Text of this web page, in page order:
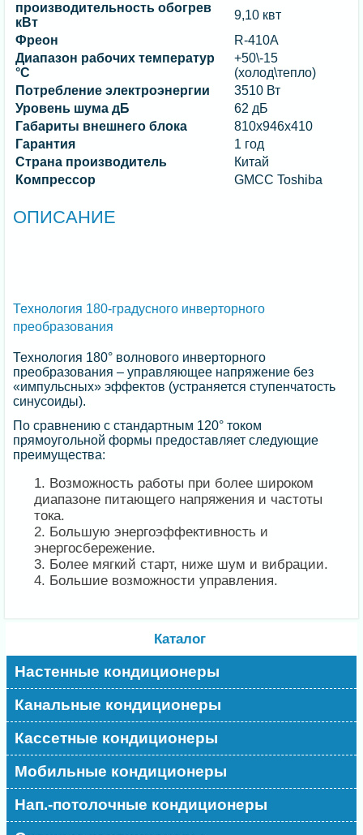
производительность обогрев
кВт
9,10 квт
Фреон
R-410A
Диапазон рабочих температур
°C
+50\-15
(холод\тепло)
Потребление электроэнергии
3510 Вт
Уровень шума дБ
62 дБ
Габариты внешнего блока
810х946х410
Гарантия
1 год
Страна производитель
Китай
Компрессор
GMCC Toshiba
ОПИСАНИЕ
Технология 180-градусного инверторного
преобразования
Технология 180° волнового инверторного
преобразования – управляющее напряжение без
«импульсных» эффектов (устраняется ступенчатость
синусоиды).
По сравнению с стандартным 120° током
прямоугольной формы предоставляет следующие
преимущества:
Возможность работы при более широком
диапазоне питающего напряжения и частоты
тока.
Большую энергоэффективность и
энергосбережение.
Более мягкий старт, ниже шум и вибрации.
Большие возможности управления.
Каталог
Настенные кондиционеры
Канальные кондиционеры
Кассетные кондиционеры
Мобильные кондиционеры
Нап.-потолочные кондиционеры